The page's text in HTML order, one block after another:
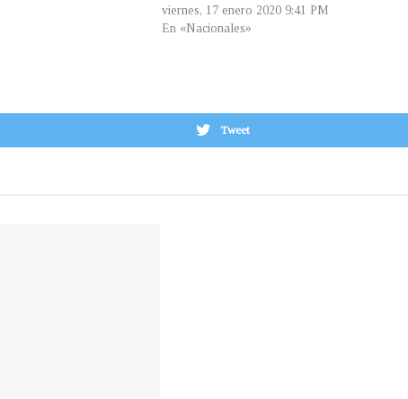
viernes, 17 enero 2020 9:41 PM
En «Nacionales»
Tweet